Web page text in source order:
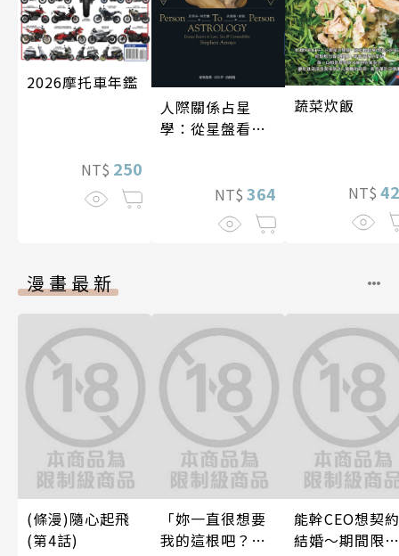
2026摩托車年鑑
NT$ 250
人際關係占星
學：從星盤看見
NT$ 364
蔬菜炊飯
NT$
漫畫最新
(條漫)隨心起飛
(第4話)
「妳一直很想要
我的這根吧？」
能幹CEO想契約
結婚～期間限定